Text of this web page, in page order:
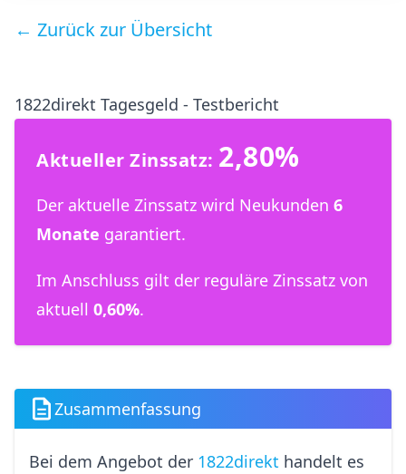
← Zurück zur Übersicht
1822direkt Tagesgeld - Testbericht
Aktueller Zinssatz: 2,80%
Der aktuelle Zinssatz wird Neukunden 6
Monate garantiert.
Im Anschluss gilt der reguläre Zinssatz von
aktuell 0,60%.
Zusammenfassung
Bei dem Angebot der 1822direkt handelt es